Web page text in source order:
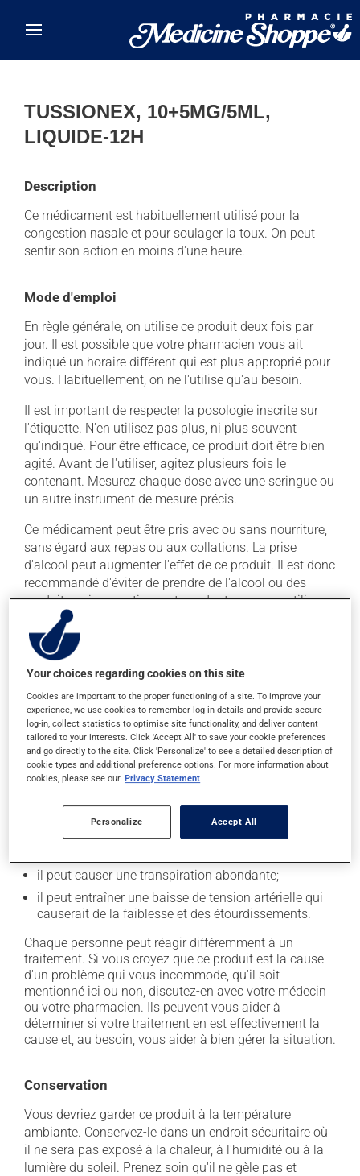
TUSSIONEX, 10+5MG/5ML,
LIQUIDE-12H
Description
Ce médicament est habituellement utilisé pour la
congestion nasale et pour soulager la toux. On peut
sentir son action en moins d'une heure.
Mode d'emploi
En règle générale, on utilise ce produit deux fois par
jour. Il est possible que votre pharmacien vous ait
indiqué un horaire différent qui est plus approprié pour
vous. Habituellement, on ne l'utilise qu'au besoin.
Il est important de respecter la posologie inscrite sur
l'étiquette. N'en utilisez pas plus, ni plus souvent
qu'indiqué. Pour être efficace, ce produit doit être bien
agité. Avant de l'utiliser, agitez plusieurs fois le
contenant. Mesurez chaque dose avec une seringue ou
un autre instrument de mesure précis.
Ce médicament peut être pris avec ou sans nourriture,
sans égard aux repas ou aux collations. La prise
d'alcool peut augmenter l'effet de ce produit. Il est donc
recommandé d'éviter de prendre de l'alcool ou des
produits qui en contiennent pendant que vous utilisez
ce médicament.
Effets indésirables
En plus de ses effets recherchés, ce produit peut à
l'occasion entraîner certains effets indésirables (effets
secondaires), notamment :
il peut causer de la constipation - pour la prévenir,
buvez beaucoup, prenez plus de fibres alimentaires;
il peut causer de la somnolence - soyez prudent
il peut causer une transpiration abondante;
il peut entraîner une baisse de tension artérielle qui
causerait de la faiblesse et des étourdissements.
Chaque personne peut réagir différemment à un
traitement. Si vous croyez que ce produit est la cause
d'un problème qui vous incommode, qu'il soit
mentionné ici ou non, discutez-en avec votre médecin
ou votre pharmacien. Ils peuvent vous aider à
déterminer si votre traitement en est effectivement la
cause et, au besoin, vous aider à bien gérer la situation.
Conservation
Vous devriez garder ce produit à la température
ambiante. Conservez-le dans un endroit sécuritaire où
il ne sera pas exposé à la chaleur, à l'humidité ou à la
lumière du soleil. Prenez soin qu'il ne gèle pas et
Your choices regarding cookies on this site
Cookies are important to the proper functioning of a site. To improve your
experience, we use cookies to remember log-in details and provide secure
log-in, collect statistics to optimise site functionality, and deliver content
tailored to your interests. Click 'Accept All' to save your cookie preferences
and go directly to the site. Click 'Personalize' to see a detailed description of
cookie types and additional preference options. For more information about
cookies, please see our Privacy Statement
Personalize Accept All